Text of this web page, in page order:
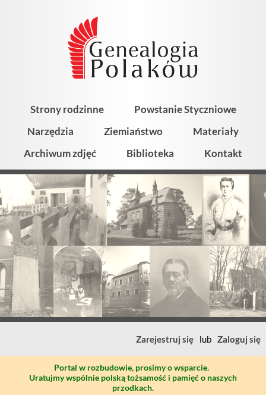
Strony rodzinne
Powstanie Styczniowe
Narzędzia
Ziemiaństwo
Materiały
Archiwum zdjęć
Biblioteka Kontakt
Zarejestruj się lub Zaloguj się
Portal w rozbudowie, prosimy o wsparcie.
Uratujmy wspólnie polską tożsamość i pamięć o naszych
przodkach.